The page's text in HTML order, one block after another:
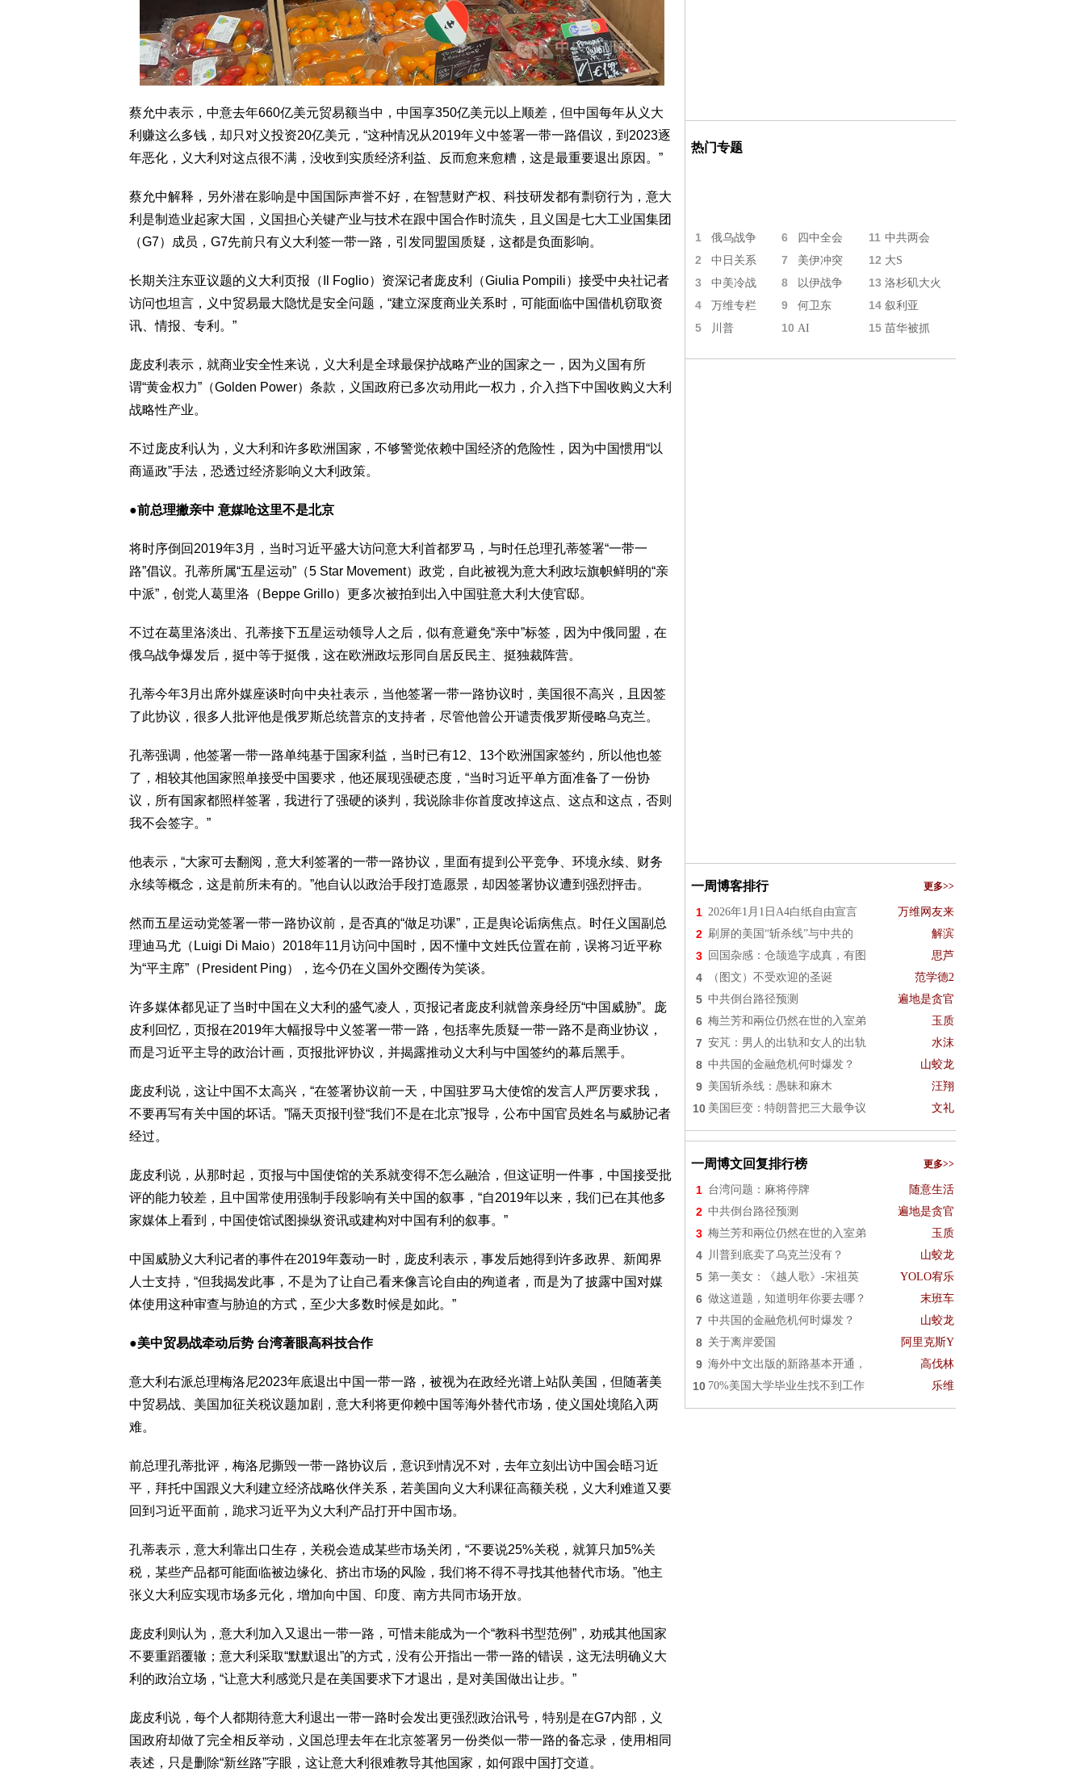
蔡允中表示，中意去年660亿美元贸易额当中，中国享350亿美元以上顺差，但中国每年从义大
利赚这么多钱，却只对义投资20亿美元，“这种情况从2019年义中签署一带一路倡议，到2023逐
年恶化，义大利对这点很不满，没收到实质经济利益、反而愈来愈糟，这是最重要退出原因。”
蔡允中解释，另外潜在影响是中国国际声誉不好，在智慧财产权、科技研发都有剽窃行为，意大
利是制造业起家大国，义国担心关键产业与技术在跟中国合作时流失，且义国是七大工业国集团
（G7）成员，G7先前只有义大利签一带一路，引发同盟国质疑，这都是负面影响。
长期关注东亚议题的义大利页报（Il Foglio）资深记者庞皮利（Giulia Pompili）接受中央社记者
访问也坦言，义中贸易最大隐忧是安全问题，“建立深度商业关系时，可能面临中国借机窃取资
讯、情报、专利。”
庞皮利表示，就商业安全性来说，义大利是全球最保护战略产业的国家之一，因为义国有所
谓“黄金权力”（Golden Power）条款，义国政府已多次动用此一权力，介入挡下中国收购义大利
战略性产业。
不过庞皮利认为，义大利和许多欧洲国家，不够警觉依赖中国经济的危险性，因为中国惯用“以
商逼政”手法，恐透过经济影响义大利政策。
●前总理撇亲中 意媒呛这里不是北京
将时序倒回2019年3月，当时习近平盛大访问意大利首都罗马，与时任总理孔蒂签署“一带一
路”倡议。孔蒂所属“五星运动”（5 Star Movement）政党，自此被视为意大利政坛旗帜鲜明的“亲
中派”，创党人葛里洛（Beppe Grillo）更多次被拍到出入中国驻意大利大使官邸。
不过在葛里洛淡出、孔蒂接下五星运动领导人之后，似有意避免“亲中”标签，因为中俄同盟，在
俄乌战争爆发后，挺中等于挺俄，这在欧洲政坛形同自居反民主、挺独裁阵营。
孔蒂今年3月出席外媒座谈时向中央社表示，当他签署一带一路协议时，美国很不高兴，且因签
了此协议，很多人批评他是俄罗斯总统普京的支持者，尽管他曾公开谴责俄罗斯侵略乌克兰。
孔蒂强调，他签署一带一路单纯基于国家利益，当时已有12、13个欧洲国家签约，所以他也签
了，相较其他国家照单接受中国要求，他还展现强硬态度，“当时习近平单方面准备了一份协
议，所有国家都照样签署，我进行了强硬的谈判，我说除非你首度改掉这点、这点和这点，否则
我不会签字。”
他表示，“大家可去翻阅，意大利签署的一带一路协议，里面有提到公平竞争、环境永续、财务
永续等概念，这是前所未有的。”他自认以政治手段打造愿景，却因签署协议遭到强烈抨击。
然而五星运动党签署一带一路协议前，是否真的“做足功课”，正是舆论诟病焦点。时任义国副总
理迪马尤（Luigi Di Maio）2018年11月访问中国时，因不懂中文姓氏位置在前，误将习近平称
为“平主席”（President Ping），迄今仍在义国外交圈传为笑谈。
许多媒体都见证了当时中国在义大利的盛气凌人，页报记者庞皮利就曾亲身经历“中国威胁”。庞
皮利回忆，页报在2019年大幅报导中义签署一带一路，包括率先质疑一带一路不是商业协议，
而是习近平主导的政治计画，页报批评协议，并揭露推动义大利与中国签约的幕后黑手。
庞皮利说，这让中国不太高兴，“在签署协议前一天，中国驻罗马大使馆的发言人严厉要求我，
不要再写有关中国的坏话。”隔天页报刊登“我们不是在北京”报导，公布中国官员姓名与威胁记者
经过。
庞皮利说，从那时起，页报与中国使馆的关系就变得不怎么融洽，但这证明一件事，中国接受批
评的能力较差，且中国常使用强制手段影响有关中国的叙事，“自2019年以来，我们已在其他多
家媒体上看到，中国使馆试图操纵资讯或建构对中国有利的叙事。”
中国威胁义大利记者的事件在2019年轰动一时，庞皮利表示，事发后她得到许多政界、新闻界
人士支持，“但我揭发此事，不是为了让自己看来像言论自由的殉道者，而是为了披露中国对媒
体使用这种审查与胁迫的方式，至少大多数时候是如此。”
●美中贸易战牵动后势 台湾著眼高科技合作
意大利右派总理梅洛尼2023年底退出中国一带一路，被视为在政经光谱上站队美国，但随著美
中贸易战、美国加征关税议题加剧，意大利将更仰赖中国等海外替代市场，使义国处境陷入两
难。
前总理孔蒂批评，梅洛尼撕毁一带一路协议后，意识到情况不对，去年立刻出访中国会晤习近
平，拜托中国跟义大利建立经济战略伙伴关系，若美国向义大利课征高额关税，义大利难道又要
回到习近平面前，跪求习近平为义大利产品打开中国市场。
孔蒂表示，意大利靠出口生存，关税会造成某些市场关闭，“不要说25%关税，就算只加5%关
税，某些产品都可能面临被边缘化、挤出市场的风险，我们将不得不寻找其他替代市场。”他主
张义大利应实现市场多元化，增加向中国、印度、南方共同市场开放。
庞皮利则认为，意大利加入又退出一带一路，可惜未能成为一个“教科书型范例”，劝戒其他国家
不要重蹈覆辙；意大利采取“默默退出”的方式，没有公开指出一带一路的错误，这无法明确义大
利的政治立场，“让意大利感觉只是在美国要求下才退出，是对美国做出让步。”
庞皮利说，每个人都期待意大利退出一带一路时会发出更强烈政治讯号，特别是在G7内部，义
国政府却做了完全相反举动，义国总理去年在北京签署另一份类似一带一路的备忘录，使用相同
表述，只是删除“新丝路”字眼，这让意大利很难教导其他国家，如何跟中国打交道。
热门专题
1 俄乌战争 6 四中全会 11 中共两会
2 中日关系 7 美伊冲突 12 大S
3 中美冷战 8 以伊战争 13 洛杉矶大火
4 万维专栏 9 何卫东 14 叙利亚
5 川普 10 AI 15 苗华被抓
一周博客排行 更多>>
1 2026年1月1日A4白纸自由宣言 万维网友来
2 刷屏的美国“斩杀线”与中共的 解滨
3 回国杂感：仓颉造字成真，有图 思芦
4 （图文）不受欢迎的圣诞 范学德2
5 中共倒台路径预测 遍地是贪官
6 梅兰芳和兩位仍然在世的入室弟 玉质
7 安芃：男人的出轨和女人的出轨 水沫
8 中共国的金融危机何时爆发？ 山蛟龙
9 美国斩杀线：愚昧和麻木 汪翔
10 美国巨变：特朗普把三大最争议 文礼
一周博文回复排行榜 更多>>
1 台湾问题：麻将停牌 随意生活
2 中共倒台路径预测 遍地是贪官
3 梅兰芳和兩位仍然在世的入室弟 玉质
4 川普到底卖了乌克兰没有？ 山蛟龙
5 第一美女：《越人歌》-宋祖英 YOLO宥乐
6 做这道题，知道明年你要去哪？ 末班车
7 中共国的金融危机何时爆发？ 山蛟龙
8 关于离岸爱国 阿里克斯Y
9 海外中文出版的新路基本开通， 高伐林
10 70%美国大学毕业生找不到工作 乐维